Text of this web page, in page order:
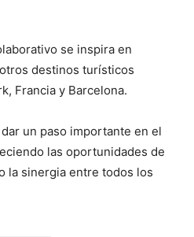
se inspira en
destinos turísticos
Francia y Barcelona.
un paso importante en el
las oportunidades de
la sinergia entre todos los